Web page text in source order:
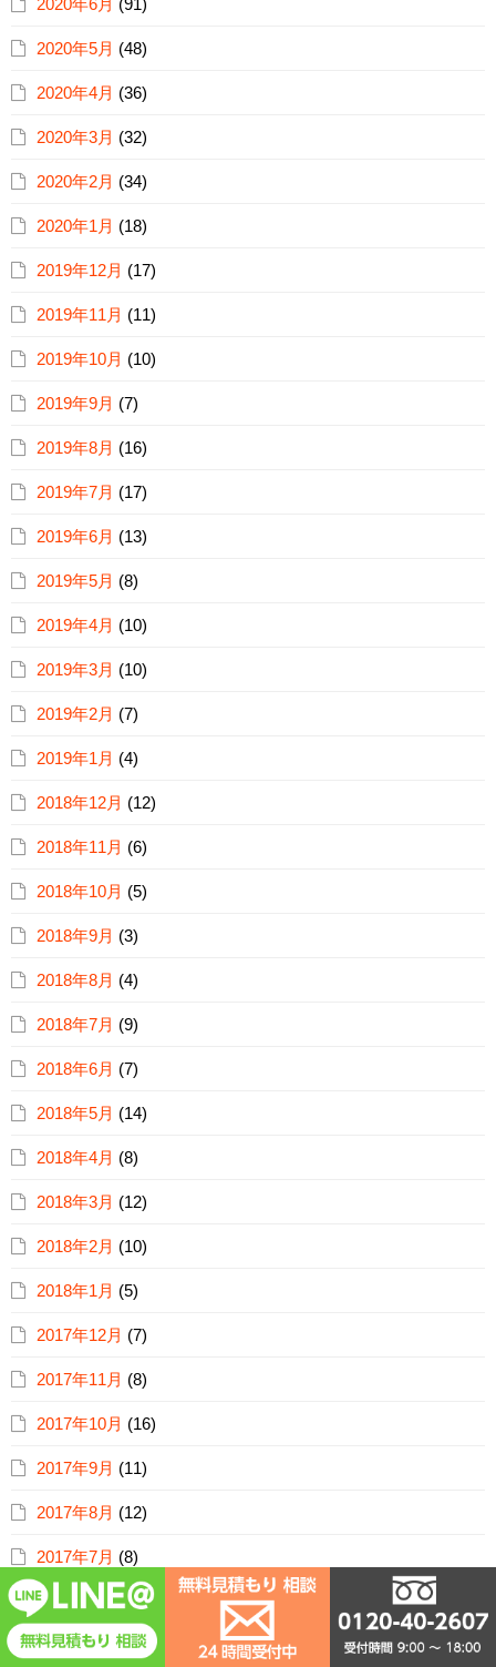
2020年5月 (48)
2020年4月 (36)
2020年3月 (32)
2020年2月 (34)
2020年1月 (18)
2019年12月 (17)
2019年11月 (11)
2019年10月 (10)
2019年9月 (7)
2019年8月 (16)
2019年7月 (17)
2019年6月 (13)
2019年5月 (8)
2019年4月 (10)
2019年3月 (10)
2019年2月 (7)
2019年1月 (4)
2018年12月 (12)
2018年11月 (6)
2018年10月 (5)
2018年9月 (3)
2018年8月 (4)
2018年7月 (9)
2018年6月 (7)
2018年5月 (14)
2018年4月 (8)
2018年3月 (12)
2018年2月 (10)
2018年1月 (5)
2017年12月 (7)
2017年11月 (8)
2017年10月 (16)
2017年9月 (11)
2017年8月 (12)
2017年7月 (8)
2017年6月(11)
2017年5月 (15)